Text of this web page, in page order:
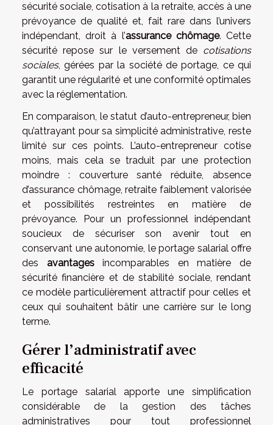
sécurité sociale, cotisation à la retraite, accès à une
prévoyance de qualité et, fait rare dans l’univers
indépendant, droit à l’assurance chômage. Cette
sécurité repose sur le versement de cotisations
sociales, gérées par la société de portage, ce qui
garantit une régularité et une conformité optimales
avec la réglementation.
En comparaison, le statut d’auto-entrepreneur, bien
qu’attrayant pour sa simplicité administrative, reste
limité sur ces points. L’auto-entrepreneur cotise
moins, mais cela se traduit par une protection
moindre : couverture santé réduite, absence
d’assurance chômage, retraite faiblement valorisée
et possibilités restreintes en matière de
prévoyance. Pour un professionnel indépendant
soucieux de sécuriser son avenir tout en
conservant une autonomie, le portage salarial offre
des avantagesincomparables en matière de
sécurité financière et de stabilité sociale, rendant
ce modèle particulièrement attractif pour celles et
ceux qui souhaitent bâtir une carrière sur le long
terme.
Gérer l’administratif avec
efficacité
Le portage salarial apporte une simplification
considérable de la gestion des tâches
administratives pour tout professionnel